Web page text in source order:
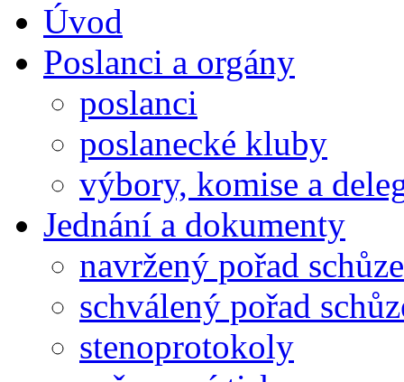
Úvod
Poslanci a orgány
poslanci
poslanecké kluby
výbory, komise a
Jednání a dokumenty
navržený pořad schůze
schválený pořad
stenoprotokoly